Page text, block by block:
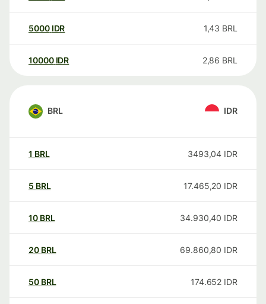
5000 IDR 1,43 BRL
10000 IDR 2,86 BRL
BRL IDR
1 BRL 3493,04 IDR
5 BRL 17.465,20 IDR
10 BRL 34.930,40 IDR
20 BRL 69.860,80 IDR
50 BRL 174.652 IDR